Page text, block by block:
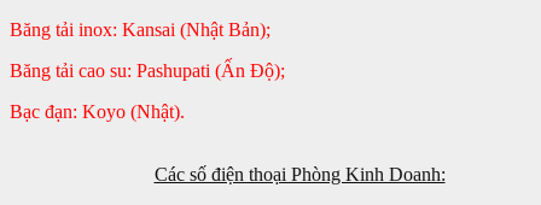
Băng tải inox: Kansai (Nhật Bản);
Băng tải cao su: Pashupati (Ấn Độ);
Bạc đạn: Koyo (Nhật).
Các số điện thoại Phòng Kinh Doanh: